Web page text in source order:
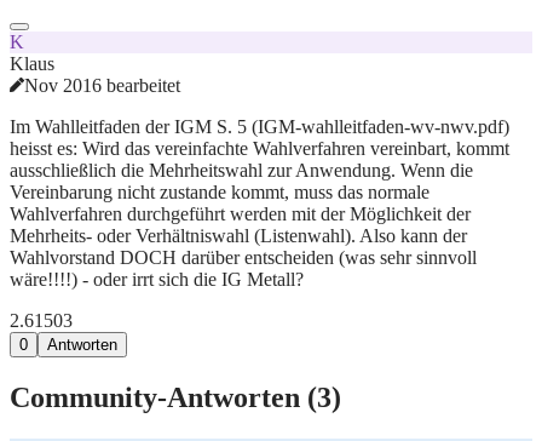
K
Klaus
Nov 2016 bearbeitet
Im Wahlleitfaden der IGM S. 5 (IGM-wahlleitfaden-wv-nwv.pdf)
heisst es: Wird das vereinfachte Wahlverfahren vereinbart, kommt
ausschließlich die Mehrheitswahl zur Anwendung. Wenn die
Vereinbarung nicht zustande kommt, muss das normale
Wahlverfahren durchgeführt werden mit der Möglichkeit der
Mehrheits- oder Verhältniswahl (Listenwahl). Also kann der
Wahlvorstand DOCH darüber entscheiden (was sehr sinnvoll
wäre!!!!) - oder irrt sich die IG Metall?
2.61503
0 Antworten
Community-Antworten (3)